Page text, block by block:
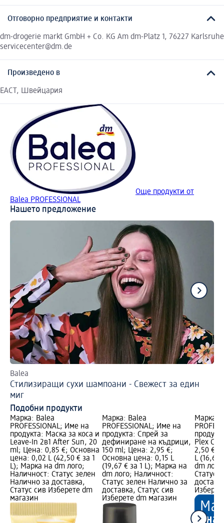
Отговорно предприятие и контакти
dm-drogerie markt GmbH + Co. KG Am dm-Platz 1, 76227 Karlsruhe
servicecenter@dm.de
Произведено в
ЕАСТ, Швейцария
Още продукти от
Balea PROFESSIONAL
Нашето предложение
Balea
Стилизиращи сухи шампоани - Свежест за един
миг
Подобни продукти
Марка: Balea
PROFESSIONAL; Име на
продукта: Mаска за коса и
Leave-In 2в1 After Sun, 20
ml; Цена: 0,85 €; Основна
цена: 0,02 L (42,50 € за 1
L); Марка на dm лого;
Наличност: Статус зелен
Налично за доставка,
Статус сив Изберете dm
магазин
Марка: Balea
PROFESSIONAL; Име на
продукта: Спрей за
дефиниране на къдрици,
150 ml; Цена: 2,95 €;
Основна цена: 0,15 L
(19,67 € за 1 L); Марка на
dm лого; Наличност:
Статус зелен Налично за
доставка, Статус сив
Изберете dm магазин
Марка:
Plex
2,50 €;
L (16,67
dm
Статус